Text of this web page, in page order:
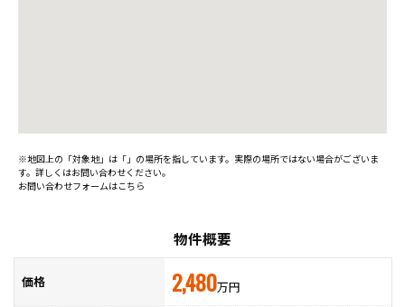
※地図上の「対象地」は「」の場所を指しています。実際の場所ではない場合がございま
す。詳しくはお問い合わせください。
お問い合わせフォームはこちら
物件概要
価格 2,480万円